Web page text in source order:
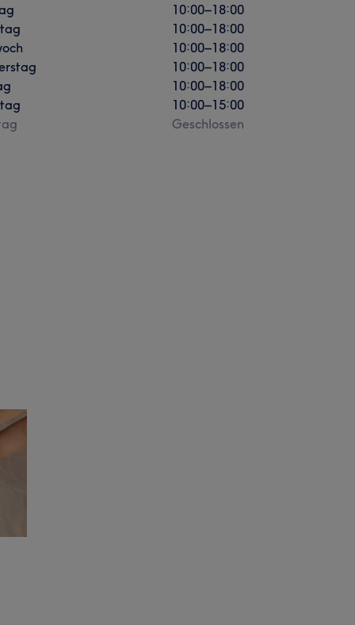
10:00–18:00
10:00–18:00
10:00–18:00
10:00–18:00
10:00–18:00
10:00–15:00
Geschlossen